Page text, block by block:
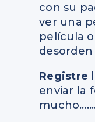
con su
ver una
película
desorden
Registre
enviar la